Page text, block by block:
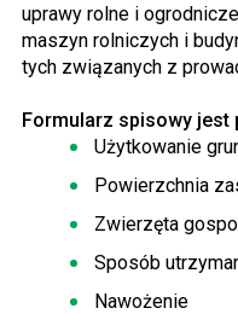
uprawy rolne i
maszyn rolniczych i
tych związanych z
Formularz spisowy jest
Użytkowanie
Powierzchnia
Zwierzęta
Sposób
Nawożenie